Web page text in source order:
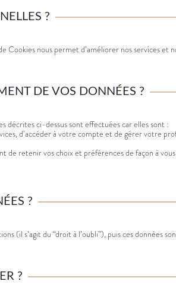
?
nous permet d’améliorer nos services et
DE VOS DONNÉES ?
décrites ci-dessus sont effectuées car elles sont :
d’accéder à votre compte et de gérer votre
retenir vos choix et préférences de façon à
?
(il s’agit du “droit à l’oubli”), puis ces données
?